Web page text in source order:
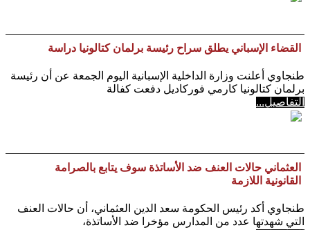
القضاء الإسباني يطلق سراح رئيسة برلمان كتالونيا دراسة
طنجاوي أعلنت وزارة الداخلية الإسبانية اليوم الجمعة عن أن رئيسة
برلمان كتالونيا كارمي فوركاديل دفعت كفالة
التفاصيل...
العثماني حالات العنف ضد الأساتذة سوف يتابع بالصرامة
القانونية اللازمة
طنجاوي أكد رئيس الحكومة سعد الدين العثماني، أن حالات العنف
التي شهدتها عدد من المدارس مؤخرا ضد الأساتذة،